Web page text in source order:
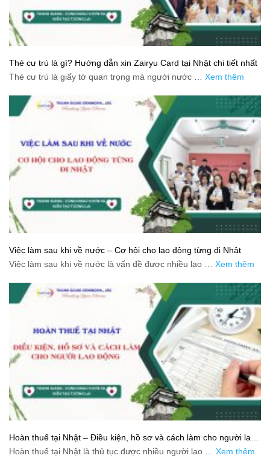
Thẻ cư trú là gì? Hướng dẫn xin Zairyu Card tại Nhật chi tiết nhất
Thẻ cư trú là giấy tờ quan trọng mà người nước … Xem thêm
Việc làm sau khi về nước – Cơ hội cho lao động từng đi Nhật
Việc làm sau khi về nước là vấn đề được nhiều lao … Xem thêm
Hoàn thuế tại Nhật – Điều kiện, hồ sơ và cách làm cho người lao
động
Hoàn thuế tại Nhật là thủ tục được nhiều người lao … Xem thêm